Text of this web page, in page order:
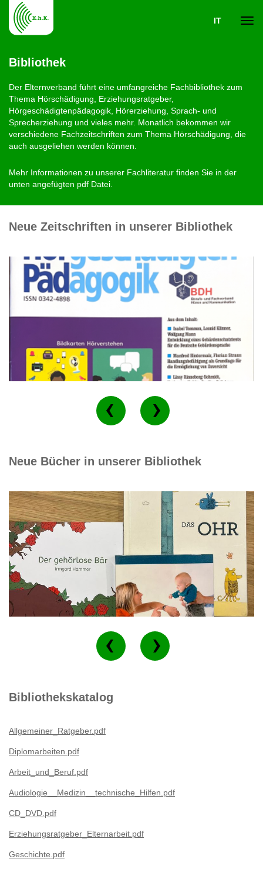
IT
Bibliothek
Der Elternverband führt eine umfangreiche Fachbibliothek zum
Thema Hörschädigung, Erziehungsratgeber,
Hörgeschädigtenpädagogik, Hörerziehung, Sprach- und
Sprecherziehung und vieles mehr. Monatlich bekommen wir
verschiedene Fachzeitschriften zum Thema Hörschädigung, die
auch ausgeliehen werden können.
Mehr Informationen zu unserer Fachliteratur finden Sie in der
unten angefügten pdf Datei.
Neue Zeitschriften in unserer Bibliothek
Neue Bücher in unserer Bibliothek
Bibliothekskatalog
Allgemeiner_Ratgeber.pdf
Diplomarbeiten.pdf
Arbeit_und_Beruf.pdf
Audiologie__Medizin__technische_Hilfen.pdf
CD_DVD.pdf
Erziehungsratgeber_Elternarbeit.pdf
Geschichte.pdf